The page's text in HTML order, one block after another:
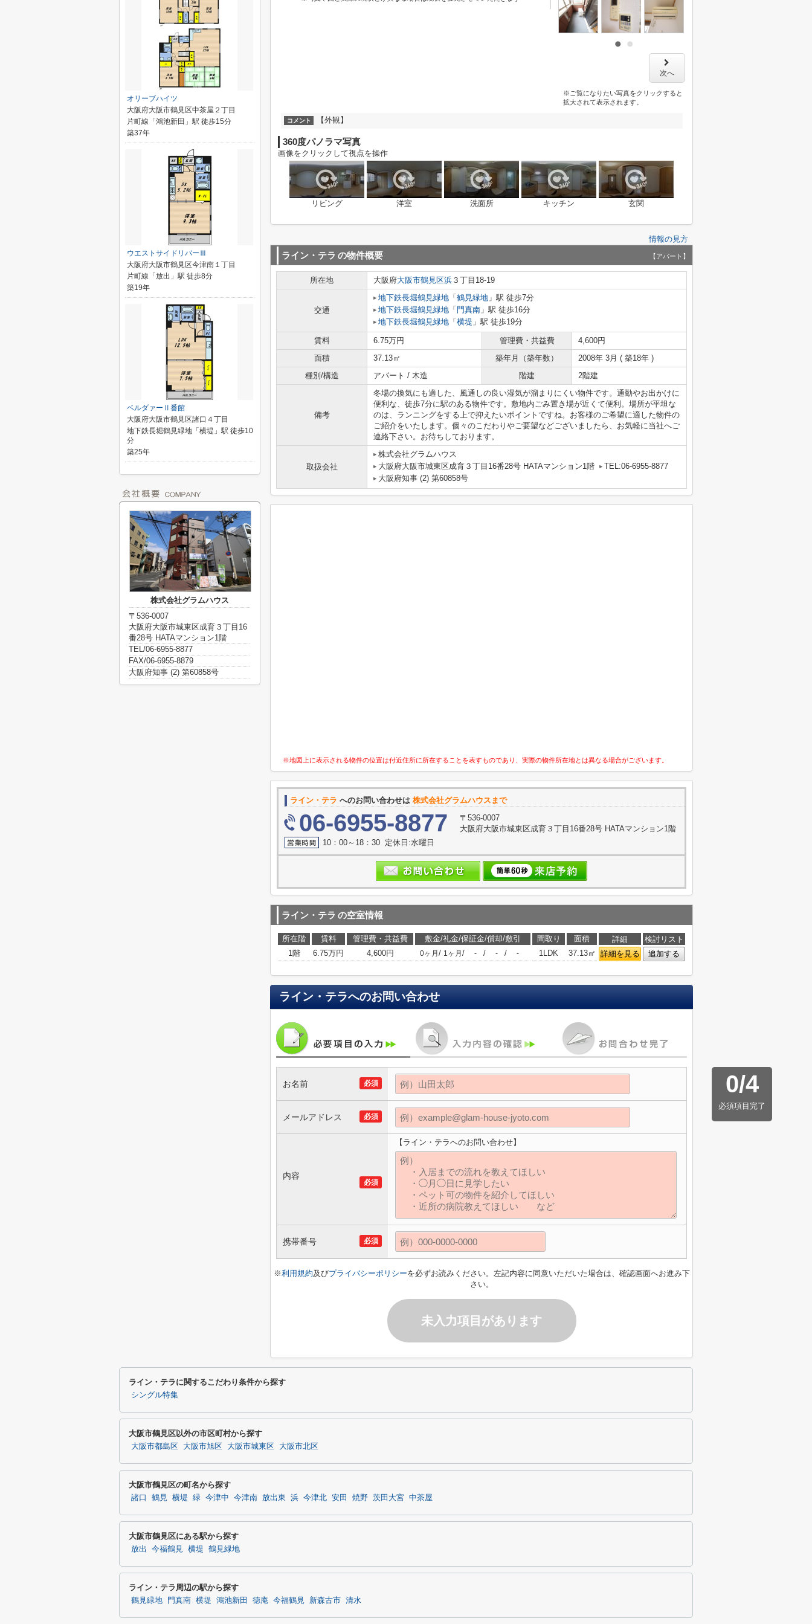
次へ
※ご覧になりたい写真をクリックすると
拡大されて表示されます。
コメント 【外観】
360度パノラマ写真
画像をクリックして視点を操作
リビング 洋室 洗面所 キッチン 玄関
情報の見方
ライン・テラ の物件概要 【アパート】
所在地 大阪府大阪市鶴見区浜 ３丁目18-19
交通
地下鉄長堀鶴見緑地 「 鶴見緑地 」駅 徒歩7分
地下鉄長堀鶴見緑地 「 門真南 」駅 徒歩16分
地下鉄長堀鶴見緑地 「 横堤 」駅 徒歩19分
賃料 6.75万円 管理費・共益費
4,600円
面積
37.13㎡ 築年月（築年数）
2008年 3月 ( 築18年 )
種別/構造
アパート / 木造 階建 2階建
備考
冬場の換気にも適した、風通しの良い湿気が溜まりにくい物件です。通勤やお出かけに
便利な、徒歩7分に駅のある物件です。敷地内ごみ置き場が近くて便利。場所が平坦な
のは、ランニングをする上で抑えたいポイントですね。お客様のご希望に適した物件の
ご紹介をいたします。個々のこだわりやご要望などございましたら、お気軽に当社へご
連絡下さい。お待ちしております。
取扱会社
株式会社グラムハウス
大阪府大阪市城東区成育３丁目16番28号 HATAマンション1階
TEL:06-6955-8877
大阪府知事 (2) 第60858号
※地図上に表示される物件の位置は付近住所に所在することを表すものであり、実際の物件所在地とは異なる場合がございます。
ライン・テラ へのお問い合わせは 株式会社グラムハウスまで
06-6955-8877
〒536-0007
大阪府大阪市城東区成育３丁目16番28号 HATAマンション1階
10：00～18：30 定休日:水曜日
ライン・テラ の空室情報
所在階 賃料 管理費・共益費 敷金/礼金/保証金/償却/敷引 間取り 面積 詳細
検討リスト
1階
6.75万円 4,600円 0ヶ月 / 1ヶ月 / - / - / - 1LDK 37.13㎡ 詳細を見る 追加する
ライン・テラへのお問い合わせ
0/4
必須項目完了
必須
お名前
必須
メールアドレス
必須
内容
【ライン・テラへのお問い合わせ】
必須
携帯番号
※利用規約及びプライバシーポリシーを必ずお読みください。左記内容に同意いただいた場合は、確認画面へお進み下
さい。
未入力項目があります
オリーブハイツ
大阪府大阪市鶴見区中茶屋２丁目
片町線「鴻池新田」駅 徒歩15分
築37年
ウエストサイドリバーⅢ
大阪府大阪市鶴見区今津南１丁目
片町線「放出」駅 徒歩8分
築19年
ベルダァーⅡ番館
大阪府大阪市鶴見区諸口４丁目
地下鉄長堀鶴見緑地「横堤」駅 徒歩10
分
築25年
株式会社グラムハウス
〒536-0007
大阪府大阪市城東区成育３丁目16
番28号 HATAマンション1階
TEL/06-6955-8877
FAX/06-6955-8879
大阪府知事 (2) 第60858号
ライン・テラに関するこだわり条件から探す
シングル特集
大阪市鶴見区以外の市区町村から探す
大阪市都島区 大阪市旭区 大阪市城東区 大阪市北区
大阪市鶴見区の町名から探す
諸口 鶴見 横堤 緑 今津中 今津南 放出東 浜 今津北 安田 焼野 茨田大宮 中茶屋
大阪市鶴見区にある駅から探す
放出 今福鶴見 横堤 鶴見緑地
ライン・テラ周辺の駅から探す
鶴見緑地 門真南 横堤 鴻池新田 徳庵 今福鶴見 新森古市 清水